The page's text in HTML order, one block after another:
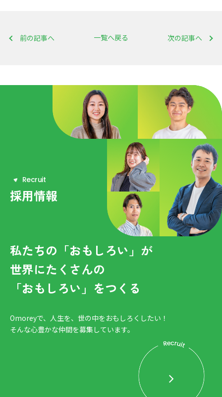
前の記事へ 次の記事へ
一覧へ戻る
Recruit
採用情報
私たちの「おもしろい」が
世界にたくさんの
「おもしろい」をつくる
Omoreyで、人生を、世の中をおもしろくしたい！
そんな心豊かな仲間を募集しています。